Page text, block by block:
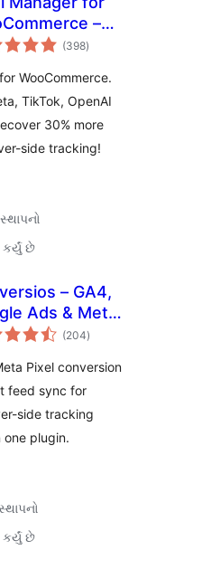
–
GA4, TikTok,
(398કુલ
રેટિંગ્સ
)
WooCommerce.
TikTok, OpenAI
30% more
side tracking!
કર્યું છે
– GA4,
Ads & Meta
Feed for
(204કુલ
રેટિંગ્સ
)
Pixel conversion
feed sync for
side tracking
one plugin.
કર્યું છે